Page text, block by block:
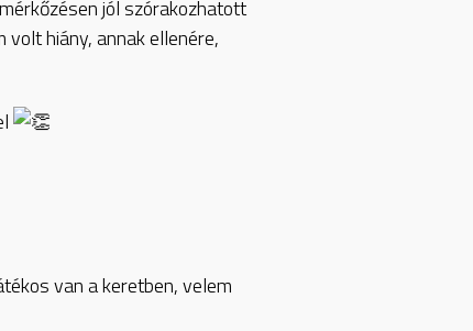
jól szórakozhatott
hiány, annak ellenére,
van a keretben, velem